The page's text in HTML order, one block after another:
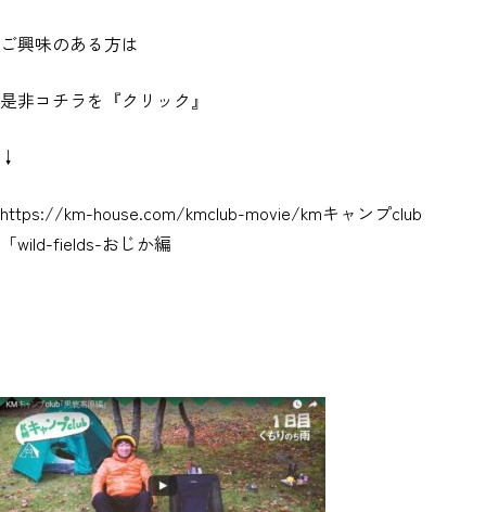
ご興味のある方は
是非コチラを『クリック』
↓
https://km-house.com/kmclub-movie/kmキャンプclub
「wild-fields-おじか編